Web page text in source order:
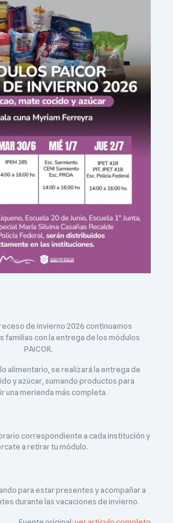
de invierno 2026 continuamos
familias con la entrega de los módulos
PAICOR.
alimentario, se realizará la entrega de
y azúcar, sumando productos para
una merienda más completa.
correspondiente a cada institución y
a retirar tu módulo.
para estar presentes y acompañar a
durante las vacaciones de invierno.